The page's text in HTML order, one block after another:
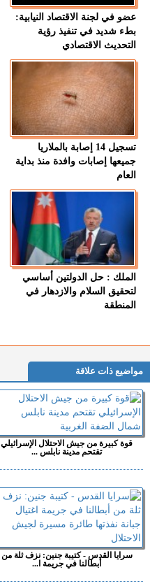
عضو في لجنة الاقتصاد النيابية:
بطء شديد في تنفيذ رؤية
التحديث الاقتصادي
تسجيل 14 إصابة بالملاريا
جميعها إصابات وافدة منذ بداية
العام
الملك : حل الدولتين أساسي
لتحقيق السلام والازدهار في
المنطقة
مواضيع ذات علاقة
قوة كبيرة من جيش الاحتلال الإسرائيلي
تقتحم مدينة نابلس ...
سرايا القدس - كتيبة جنين: نزف ثلة من
أبطالنا في جريمة ا...